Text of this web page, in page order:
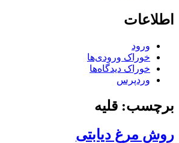
اطلاعات
ورود
خوراک ورودی‌ها
خوراک دیدگاه‌ها
وردپرس
برچسب: قلیه
روش مرغ دیابتی